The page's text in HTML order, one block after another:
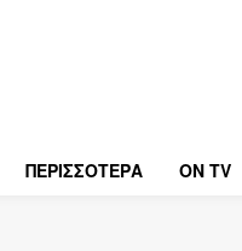
ΠΕΡΙΣΣΟΤΕΡΑ ON TV